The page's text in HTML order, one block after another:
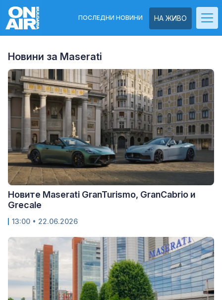
НА ЖИВО
ПОСЛЕДНИ НОВИНИ
Новини за Maserati
Новите Maserati GranTurismo, GranCabrio и
Grecale
13:00 • 22.06.2026